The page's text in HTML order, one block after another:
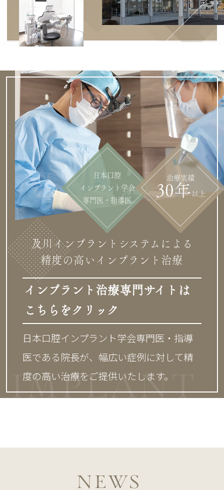
及川インプラントシステムによる
精度の高いインプラント治療
インプラント治療専門サイトは
こちらをクリック
日本口腔インプラント学会専門医・指導
医である院長が、 幅広い症例に対して精
度の高い治療をご提供いたします。
IMPLANT
日本口腔
インプラント学会
専門医・指導医
治療実績
30年 以上
NEWS